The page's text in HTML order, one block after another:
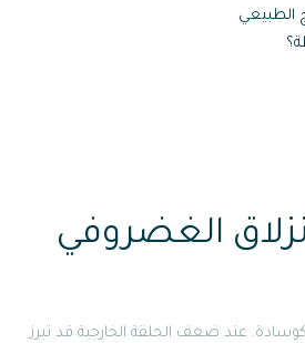
الطبيعي
الغضروفي
عند ضعف الحلقة الخارجية قد تبرز